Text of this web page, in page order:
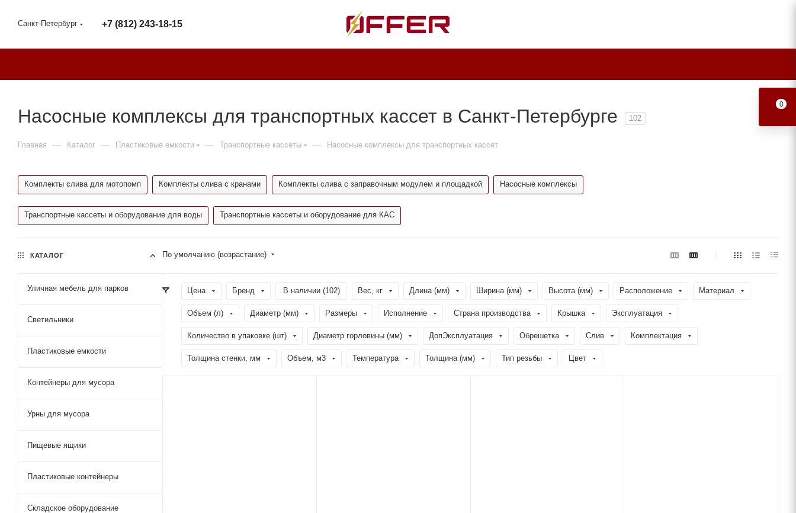
Санкт-Петербург +7 (812) 243-18-15
Насосные комплексы для транспортных кассет в Санкт-Петербурге 102
Главная — Каталог — Пластиковые емкости — Транспортные кассеты — Насосные комплексы для транспортных кассет
Комплекты слива для мотопомп Комплекты слива с кранами Комплекты слива с заправочным модулем и площадкой Насосные комплексы
Транспортные кассеты и оборудование для воды Транспортные кассеты и оборудование для КАС
По умолчанию (возрастание)
Цена Бренд В наличии (102) Вес, кг Длина (мм) Ширина (мм) Высота (мм) Расположение Материал
Объем (л) Диаметр (мм) Размеры Исполнение Страна производства Крышка Эксплуатация
Количество в упаковке (шт) Диаметр горловины (мм) ДопЭксплуатация Обрешетка Слив Комплектация
Толщина стенки, мм Объем, м3 Температура Толщина (мм) Тип резьбы Цвет
КАТАЛОГ
Уличная мебель для парков
Светильники
Пластиковые емкости
Контейнеры для мусора
Урны для мусора
Пищевые ящики
Пластиковые контейнеры
Складское оборудование
0